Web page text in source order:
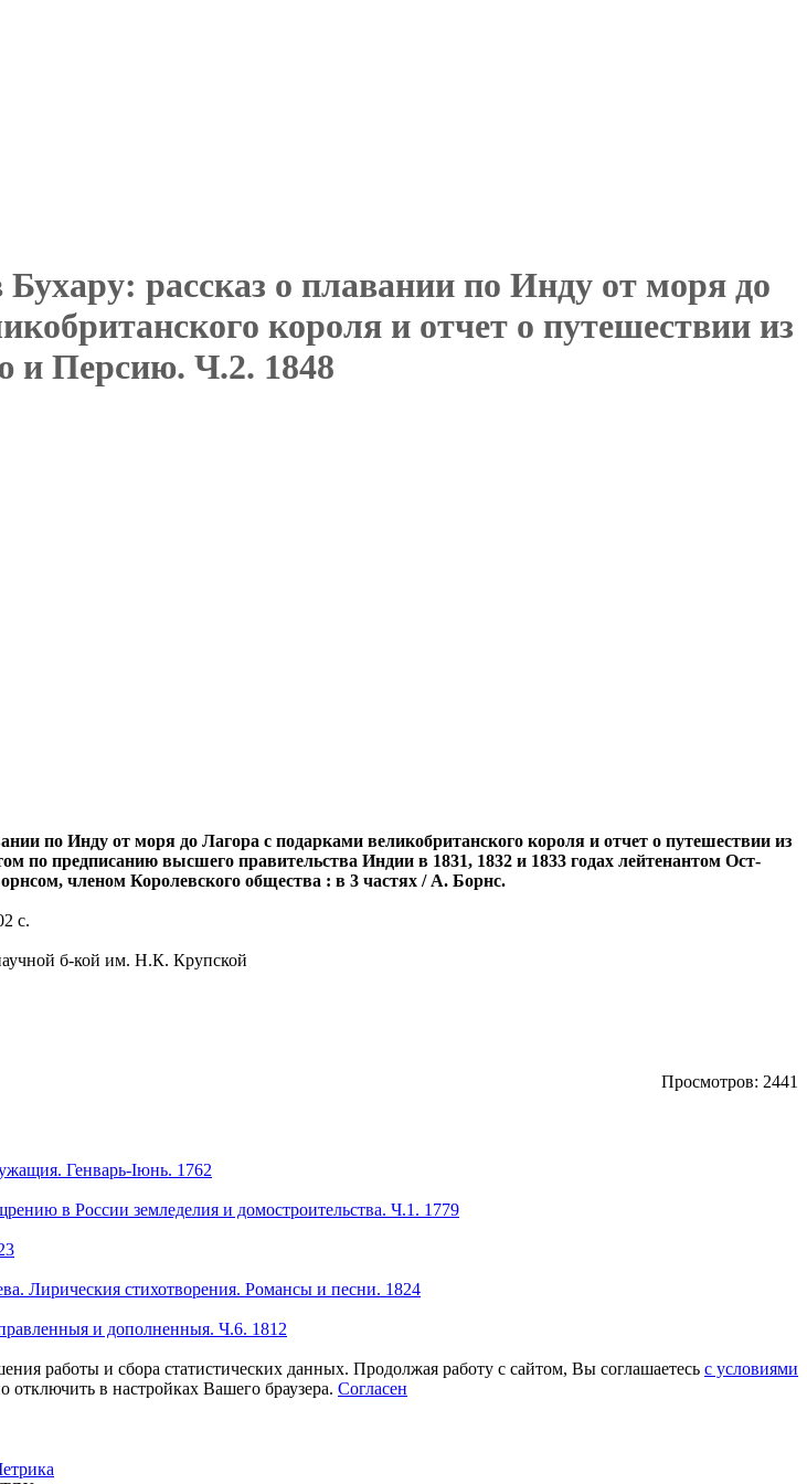
рассказ о плавании по Инду от моря до
короля и отчет о путешествии из
и Персию. Ч.2. 1848
по Инду от моря до Лагора с подарками великобританского короля и отчет о путешествии из
по предписанию высшего правительства Индии в 1831, 1832 и 1833 годах лейтенантом Ост-
членом Королевского общества : в 3 частях / А. Борнс.
с.
б-кой им. Н.К. Крупской
Просмотров: 2441
Генварь-Iюнь. 1762
в России земледелия и домостроительства. Ч.1. 1779
Лирическия стихотворения. Романсы и песни. 1824
и дополненныя. Ч.6. 1812
работы и сбора статистических данных. Продолжая работу с сайтом, Вы соглашаетесь с условиями
в настройках Вашего браузера. Согласен